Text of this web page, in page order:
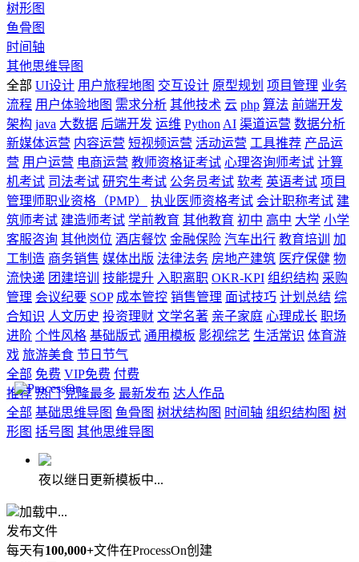
树形图
鱼骨图
时间轴
其他思维导图
全部 UI设计 用户旅程地图 交互设计 原型规划 项目管理 业务
流程 用户体验地图 需求分析 其他技术 云 php 算法 前端开发
架构 java 大数据 后端开发 运维 Python AI 渠道运营 数据分析
新媒体运营 内容运营 短视频运营 活动运营 工具推荐 产品运
营 用户运营 电商运营 教师资格证考试 心理咨询师考试 计算
机考试 司法考试 研究生考试 公务员考试 软考 英语考试 项目
管理师职业资格（PMP）
执业医师资格考试 会计职称考试 建
筑师考试 建造师考试 学前教育 其他教育 初中 高中 大学 小学
客服咨询 其他岗位 酒店餐饮 金融保险 汽车出行 教育培训
加
工制造 商务销售 媒体出版 法律法务 房地产建筑 医疗保健 物
流快递 团建培训 技能提升 入职离职 OKR-KPI 组织结构 采购
管理 会议纪要 SOP 成本管控 销售管理 面试技巧 计划总结 综
合知识 人文历史 投资理财 文学名著 亲子家庭 心理成长 职场
进阶 个性风格 基础版式 通用模板 影视综艺 生活常识 体育游
戏 旅游美食 节日节气
全部 免费 VIP免费 付费
推荐 热门 克隆最多 最新发布 达人作品
全部 基础思维导图 鱼骨图 树状结构图 时间轴 组织结构图 树
形图 括号图 其他思维导图
夜以继日更新模板中...
加载中...
发布文件
每天有100,000+文件在ProcessOn创建